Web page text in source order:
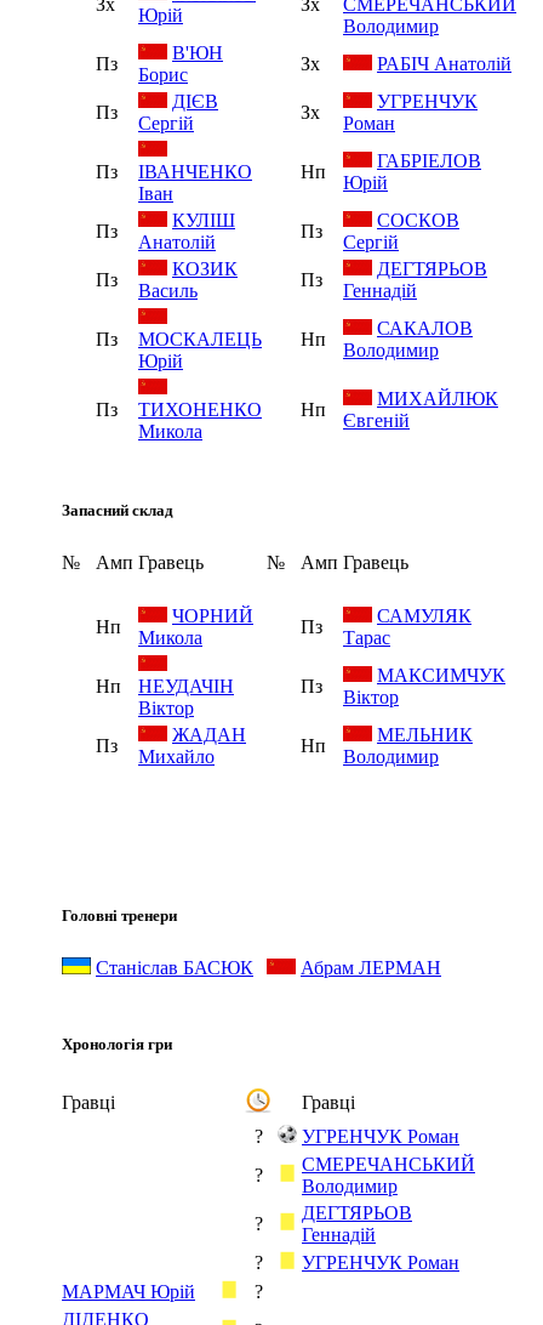
Юрій
Володимир
Пз
В'ЮН
Борис
Зх РАБІЧ Анатолій
Пз
ДІЄВ
Сергій
Зх
УГРЕНЧУК
Роман
Пз
ІВАНЧЕНКО
Іван
Нп
ГАБРІЕЛОВ
Юрій
Пз
КУЛІШ
Анатолій
Пз
СОСКОВ
Сергій
Пз
КОЗИК
Василь
Пз
ДЕГТЯРЬОВ
Геннадій
Пз
МОСКАЛЕЦЬ
Юрій
Нп
САКАЛОВ
Володимир
Пз
ТИХОНЕНКО
Микола
Нп
МИХАЙЛЮК
Євгеній
Запасний склад
№ Амп Гравець № Амп Гравець
Нп
ЧОРНИЙ
Микола
Пз
САМУЛЯК
Тарас
Нп
НЕУДАЧІН
Віктор
Пз
МАКСИМЧУК
Віктор
Пз
ЖАДАН
Михайло
Нп
МЕЛЬНИК
Володимир
Головні тренери
Станіслав БАСЮК Абрам ЛЕРМАН
Хронологія гри
Гравці
Гравці
?
УГРЕНЧУК Роман
?
СМЕРЕЧАНСЬКИЙ
Володимир
?
ДЕГТЯРЬОВ
Геннадій
?
УГРЕНЧУК Роман
МАРМАЧ Юрій
?
ДІДЕНКО